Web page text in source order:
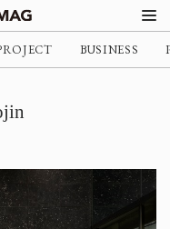
BUSINESS